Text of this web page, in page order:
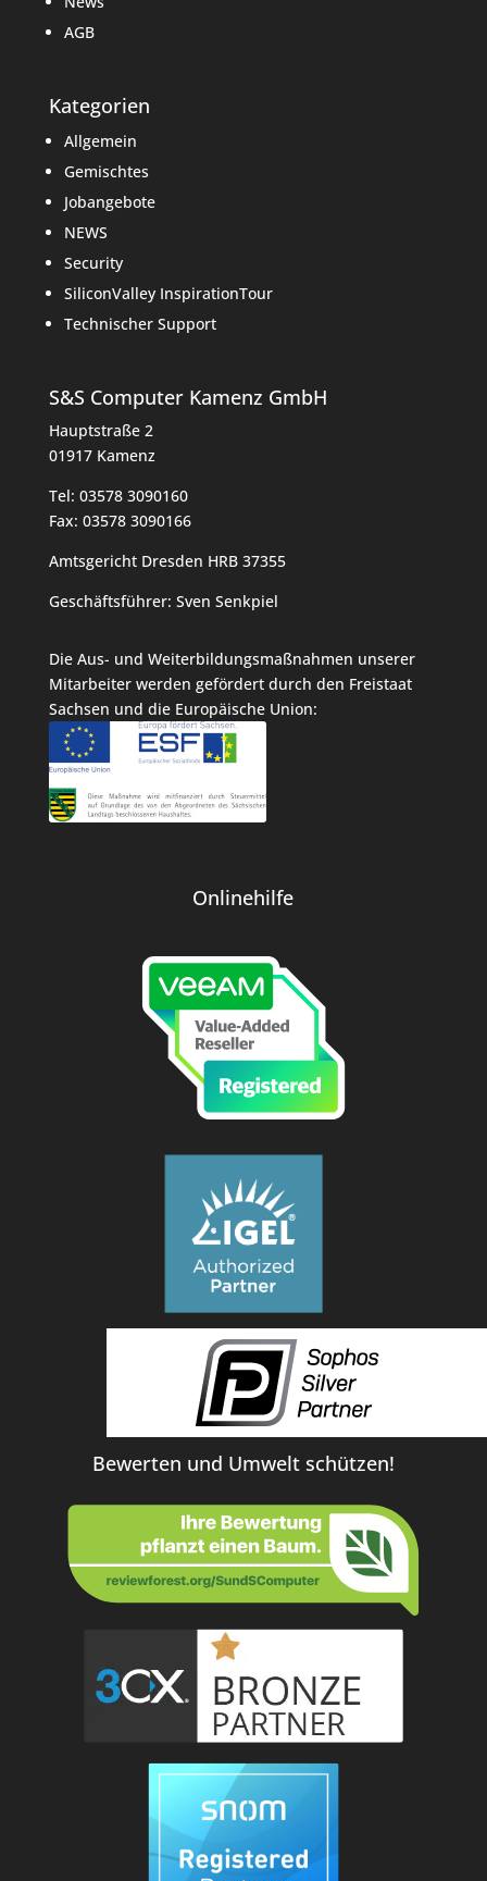
AGB
Kategorien
Allgemein
Gemischtes
Jobangebote
NEWS
Security
SiliconValley InspirationTour
Technischer Support
S&S Computer Kamenz GmbH
Hauptstraße 2
01917 Kamenz
Tel: 03578 3090160
Fax: 03578 3090166
Amtsgericht Dresden HRB 37355
Geschäftsführer: Sven Senkpiel
Die Aus- und Weiterbildungsmaßnahmen unserer
Mitarbeiter werden gefördert durch den Freistaat
Sachsen und die Europäische Union:
Onlinehilfe
Bewerten und Umwelt schützen!